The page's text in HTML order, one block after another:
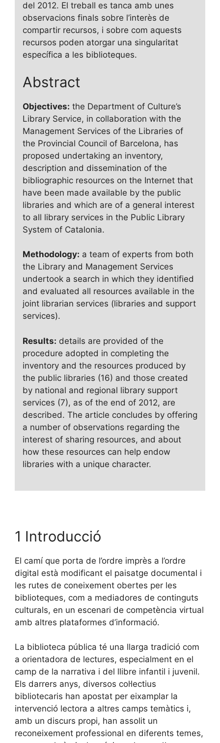
del 2012. El treball es tanca amb unes
observacions finals sobre l’interès de
compartir recursos, i sobre com aquests
recursos poden atorgar una singularitat
específica a les biblioteques.
Abstract
Objectives: the Department of Culture’s
Library Service, in collaboration with the
Management Services of the Libraries of
the Provincial Council of Barcelona, has
proposed undertaking an inventory,
description and dissemination of the
bibliographic resources on the Internet that
have been made available by the public
libraries and which are of a general interest
to all library services in the Public Library
System of Catalonia.
Methodology: a team of experts from both
the Library and Management Services
undertook a search in which they identified
and evaluated all resources available in the
joint librarian services (libraries and support
services).
Results: details are provided of the
procedure adopted in completing the
inventory and the resources produced by
the public libraries (16) and those created
by national and regional library support
services (7), as of the end of 2012, are
described. The article concludes by offering
a number of observations regarding the
interest of sharing resources, and about
how these resources can help endow
libraries with a unique character.
1 Introducció
El camí que porta de l’ordre imprès a l’ordre
digital està modificant el paisatge documental i
les rutes de coneixement obertes per les
biblioteques, com a mediadores de continguts
culturals, en un escenari de competència virtual
amb altres plataformes d’informació.
La biblioteca pública té una llarga tradició com
a orientadora de lectures, especialment en el
camp de la narrativa i del llibre infantil i juvenil.
Els darrers anys, diversos col·lectius
bibliotecaris han apostat per eixamplar la
intervenció lectora a altres camps temàtics i,
amb un discurs propi, han assolit un
reconeixement professional en diferents temes,